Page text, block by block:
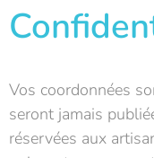
Vos coordonnées
seront jamais
réservées aux